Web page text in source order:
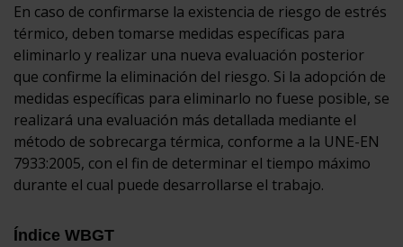
En caso de confirmarse la existencia de riesgo de estrés
térmico, deben tomarse medidas específicas para
eliminarlo y realizar una nueva evaluación posterior
que confirme la eliminación del riesgo. Si la adopción de
medidas específicas para eliminarlo no fuese posible, se
realizará una evaluación más detallada mediante el
método de sobrecarga térmica, conforme a la UNE-EN
7933:2005, con el fin de determinar el tiempo máximo
durante el cual puede desarrollarse el trabajo.
Índice WBGT